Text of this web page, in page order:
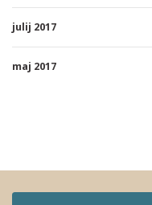
julij 2017
maj 2017